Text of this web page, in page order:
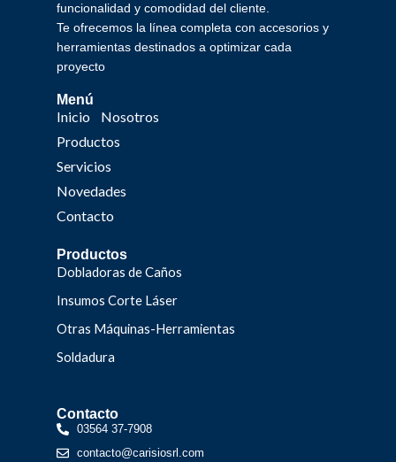
funcionalidad y comodidad del cliente.
Te ofrecemos la línea completa con accesorios y
herramientas destinados a optimizar cada
proyecto
Menú
Inicio
Nosotros
Productos
Servicios
Novedades
Contacto
Productos
Dobladoras de Caños
Insumos Corte Láser
Otras Máquinas-Herramientas
Soldadura
Contacto
03564 37-7908
contacto@carisiosrl.com